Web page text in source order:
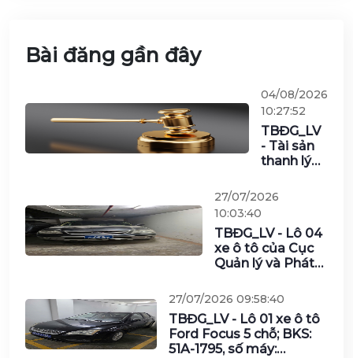
Bài đăng gần đây
04/08/2026
10:27:52
TBĐG_LV
- Tài sản
thanh lý
của Viễn
thông
(gồm 2 lô)
27/07/2026
10:03:40
TBĐG_LV - Lô 04
xe ô tô của Cục
Quản lý và Phát
trong nước
27/07/2026 09:58:40
TBĐG_LV - Lô 01 xe ô tô
Ford Focus 5 chỗ; BKS:
51A-1795, số máy: